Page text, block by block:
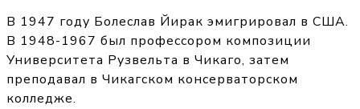
В 1947 году Болеслав Йирак эмигрировал в США.
В 1948-1967 был профессором композиции
Университета Рузвельта в Чикаго, затем
преподавал в Чикагском консерваторском
колледже.